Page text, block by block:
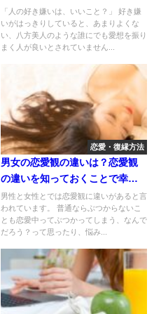
べき？
「人の好き嫌いは、いいこと？」 好き嫌
いがはっきりしていると、あまりよくな
い、八方美人のような誰にでも愛想を振り
まく人が良いとされていません...
恋愛・復縁方法
男女の恋愛観の違いは？恋愛観
の違いを知っておくことで幸せ
に？
男性と女性とでは恋愛観に違いがあると言
われています。 普通ならぶつからないこ
とも恋愛中ってぶつかってしまう、なんで
だろう？って思ったり、悩み...